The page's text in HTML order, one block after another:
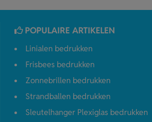
POPULAIRE ARTIKELEN
Linialen bedrukken
Frisbees bedrukken
Zonnebrillen bedrukken
Strandballen bedrukken
Sleutelhanger Plexiglas bedrukken